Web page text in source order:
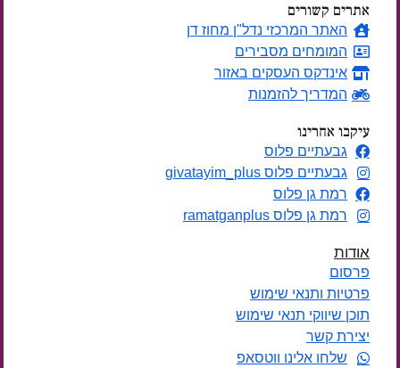
אתרים קשורים
האתר המרכזי נדל"ן מחוז דן
המומחים מסבירים
אינדקס העסקים באזור
המדריך להזמנות
עיקבו אחרינו
גבעתיים פלוס
גבעתיים פלוס givatayim_plus
רמת גן פלוס
רמת גן פלוס ramatganplus
אודות
פרסום
פרטיות ותנאי שימוש
תוכן שיווקי תנאי שימוש
יצירת קשר
שלחו אלינו ווטסאפ